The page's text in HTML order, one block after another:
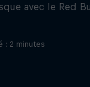
avec le Red
: 2 minutes